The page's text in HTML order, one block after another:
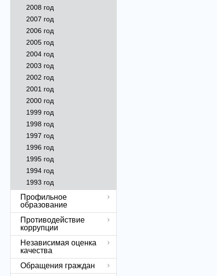
2008 год
2007 год
2006 год
2005 год
2004 год
2003 год
2002 год
2001 год
2000 год
1999 год
1998 год
1997 год
1996 год
1995 год
1994 год
1993 год
Профильное
образование
Противодействие
коррупции
Независимая оценка
качества
Обращения граждан